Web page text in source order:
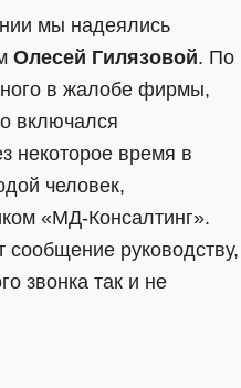
мы надеялись
Олесей Гилязовой. По
в жалобе фирмы,
включался
некоторое время в
человек,
«МД-Консалтинг».
руководству,
звонка так и не